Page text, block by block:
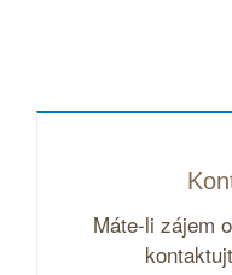
Máte-li zájem o